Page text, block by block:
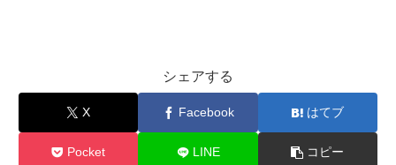
シェアする
X Facebook はてブ
Pocket LINE コピー